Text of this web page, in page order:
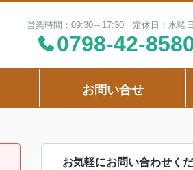
営業時間：09:30～17:30 定休日：水曜日
0798-42-
お問い合せ
お気軽にお問い合わせく